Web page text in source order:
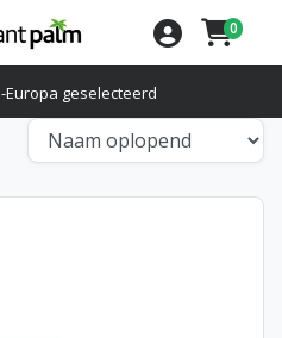
Europa geselecteerd
0